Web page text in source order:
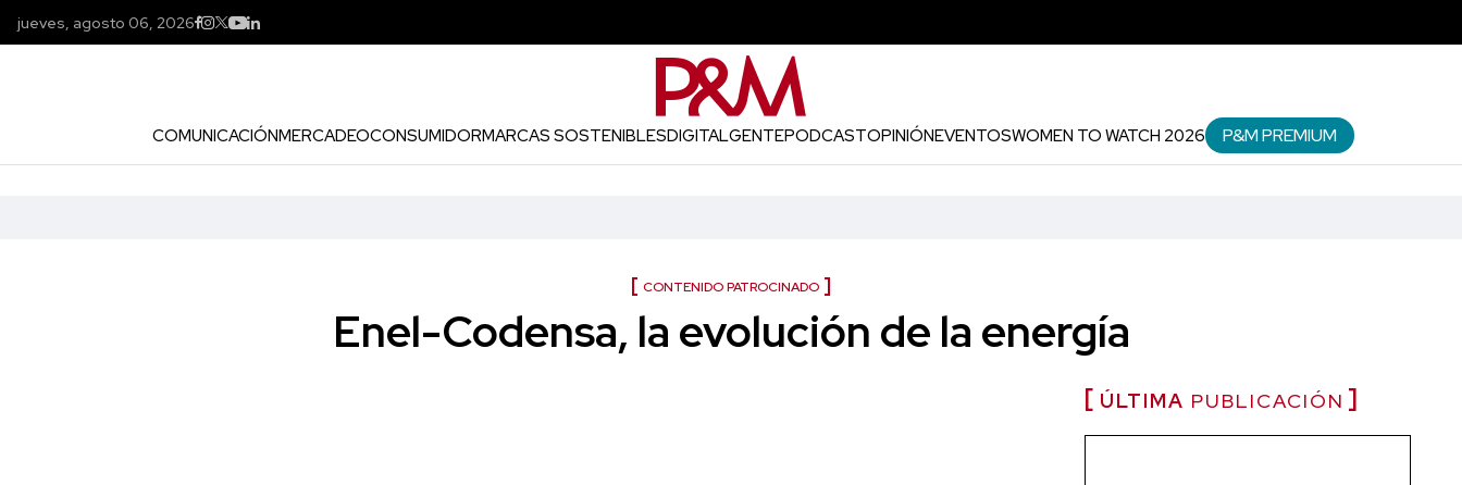
jueves, agosto 06, 2026
COMUNICACIÓNMERCADEOCONSUMIDORMARCAS SOSTENIBLESDIGITALGENTEPODCASTOPINIÓNEVENTOSWOMEN TO WATCH 2026 P&M PREMIUM
CONTENIDO PATROCINADO
Enel-Codensa, la evolución de la energía
ÚLTIMA PUBLICACIÓN